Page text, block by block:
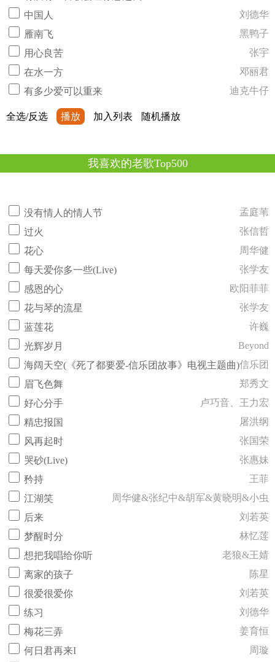
中国人
刘德华
雁南飞
黑鸭子
用心良苦
张宇
在水一方
邓丽君
有多少爱可以重来
迪克牛仔
全选/反选 播放 加入列表 随机播放
我喜欢的老歌Top500
没有情人的情人节
孟庭苇
过火
张信哲
花心
周华健
每天爱你多一些(Live)
张学友
感恩的心
欧阳菲菲
花与琴的流星
张学友
蓝莲花
许巍
光辉岁月
Beyond
海阔天空(《死了都要爱-信乐团故事》电视主题曲)信乐团
眉飞色舞
郑秀文
好心分手
卢巧音、王力宏
精忠报国
屠洪纲
风再起时
张国荣
哭砂(Live)
张惠妹
矜持
王菲
江湖笑
周华健&张纪中&胡军&黄晓明&小虫
后来
刘若英
梦醒时分
林忆莲
想把我唱给你听
老狼&王婧
离家的孩子
陈星
很爱很爱你
刘若英
练习
刘德华
梅花三弄
姜育恒
何日君再来I
周璇